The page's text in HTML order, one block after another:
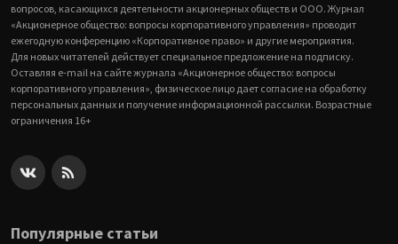
вопросов, касающихся деятельности акционерных обществ и ООО. Журнал
«Акционерное общество: вопросы корпоративного управления» проводит
ежегодную конференцию «Корпоративное право» и другие мероприятия.
Для новых читателей действует специальное предложение на подписку.
Оставляя e-mail на сайте журнала «Акционерное общество: вопросы
корпоративного управления», физическое лицо дает согласие на обработку
персональных данных и получение информационной рассылки. Возрастные
ограничения 16+
Популярные статьи